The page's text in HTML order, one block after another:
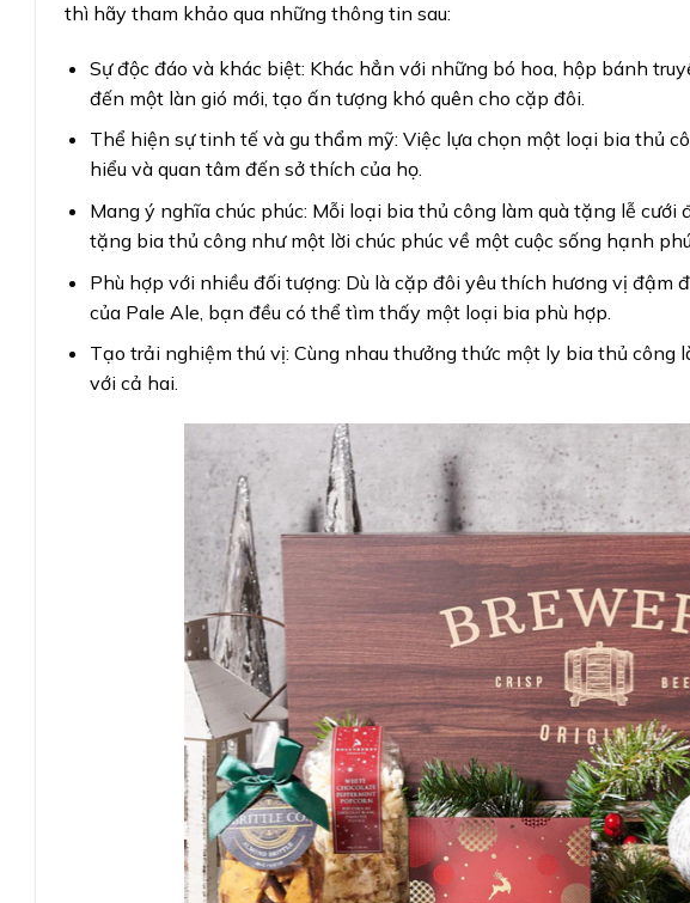
thì hãy tham khảo qua những thông tin sau:
Sự độc đáo và khác biệt: Khác hẳn với những bó hoa, hộp bánh
đến một làn gió mới, tạo ấn tượng khó quên cho cặp đôi.
Thể hiện sự tinh tế và gu thẩm mỹ: Việc lựa chọn một loại bia thủ
hiểu và quan tâm đến sở thích của họ.
Mang ý nghĩa chúc phúc: Mỗi loại bia thủ công làm quà tặng lễ cưới
tặng bia thủ công như một lời chúc phúc về một cuộc sống hạnh
Phù hợp với nhiều đối tượng: Dù là cặp đôi yêu thích hương vị đậm
của Pale Ale, bạn đều có thể tìm thấy một loại bia phù hợp.
Tạo trải nghiệm thú vị: Cùng nhau thưởng thức một ly bia thủ công
với cả hai.